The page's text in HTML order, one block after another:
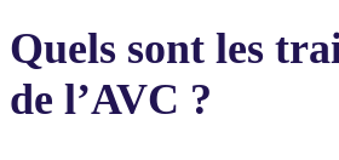
Quels sont les
de l’AVC ?